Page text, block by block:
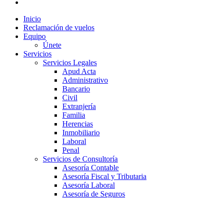
Inicio
Reclamación de vuelos
Equipo
Únete
Servicios
Servicios Legales
Apud Acta
Administrativo
Bancario
Civil
Extranjería
Familia
Herencias
Inmobiliario
Laboral
Penal
Servicios de Consultoría
Asesoría Contable
Asesoría Fiscal y Tributaria
Asesoría Laboral
Asesoría de Seguros